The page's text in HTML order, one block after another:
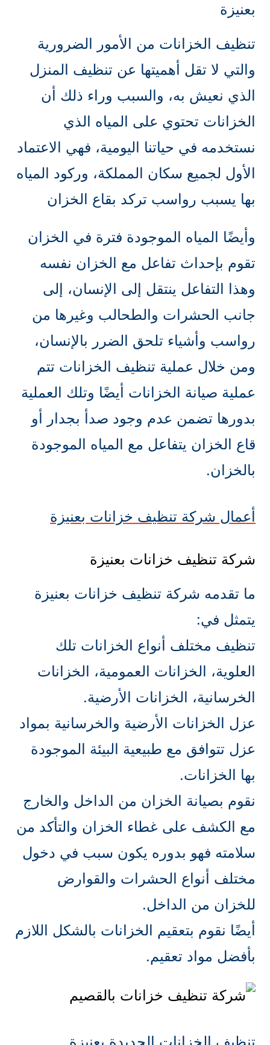
بعنيزة
تنظيف الخزانات من الأمور الضرورية
والتي لا تقل أهميتها عن تنظيف المنزل
الذي نعيش به، والسبب وراء ذلك أن
الخزانات تحتوي على المياه الذي
نستخدمه في حياتنا اليومية، فهي الاعتماد
الأول لجميع سكان المملكة، وركود المياه
بها يسبب رواسب تركد بقاع الخزان
وأيضًا المياه الموجودة فترة في الخزان
تقوم بإحداث تفاعل مع الخزان نفسه
وهذا التفاعل ينتقل إلى الإنسان، إلى
جانب الحشرات والطحالب وغيرها من
رواسب وأشياء تلحق الضرر بالإنسان،
ومن خلال عملية تنظيف الخزانات تتم
عملية صيانة الخزانات أيضًا وتلك العملية
بدورها تضمن عدم وجود صدأ بجدار أو
قاع الخزان يتفاعل مع المياه الموجودة
بالخزان.
أعمال شركة تنظيف خزانات بعنيزة
شركة تنظيف خزانات بعنيزة
ما تقدمه شركة تنظيف خزانات بعنيزة
يتمثل في:
تنظيف مختلف أنواع الخزانات تلك
العلوية، الخزانات العمومية، الخزانات
الخرسانية، الخزانات الأرضية.
عزل الخزانات الأرضية والخرسانية بمواد
عزل تتوافق مع طبيعية البيئة الموجودة
بها الخزانات.
نقوم بصيانة الخزان من الداخل والخارج
مع الكشف على غطاء الخزان والتأكد من
سلامته فهو بدوره يكون سبب في دخول
مختلف أنواع الحشرات والقوارض
للخزان من الداخل.
أيضًا نقوم بتعقيم الخزانات بالشكل اللازم
بأفضل مواد تعقيم.